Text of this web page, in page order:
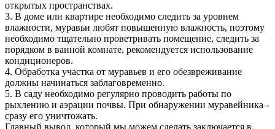
открытых пространствах.
3. В доме или квартире необходимо следить за уровнем
влажности, муравьи любят повышенную влажность, поэтому
необходимо тщательно проветривать помещение, следить за
порядком в ванной комнате, рекомендуется использование
кондиционеров.
4. Обработка участка от муравьев и его обезвреживание
должны начинаться заблаговременно.
5. В саду необходимо регулярно проводить работы по
рыхлению и аэрации почвы. При обнаружении муравейника -
сразу его уничтожать.
Главный вывод, который мы можем сделать заключается в